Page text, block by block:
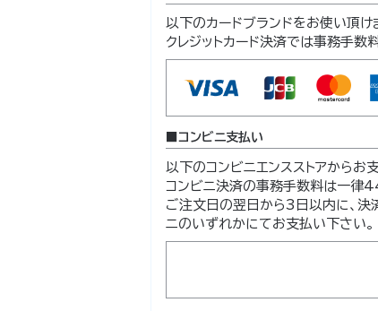
以下のカードブランドをお使い頂け
クレジットカード決済では事務手数
コンビニ支払い
以下のコンビニエンスストアからお
コンビニ決済の事務手数料は一律
ご注文日の翌日から3日以内に、決
ニのいずれかにてお支払い下さい。